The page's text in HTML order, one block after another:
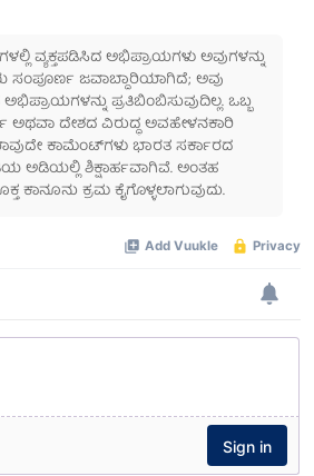
ವ್ಯಕ್ತಪಡಿಸಿದ ಅಭಿಪ್ರಾಯಗಳು ಅವುಗಳನ್ನು
ಸಂಪೂರ್ಣ ಜವಾಬ್ದಾರಿಯಾಗಿದೆ; ಅವು
ಪ್ರತಿಬಿಂಬಿಸುವುದಿಲ್ಲ. ಒಬ್ಬ
ಅಥವಾ ದೇಶದ ವಿರುದ್ಧ ಅವಹೇಳನಕಾರಿ
ಕಾಮೆಂಟ್‌ಗಳು ಭಾರತ ಸರ್ಕಾರದ
ಅಡಿಯಲ್ಲಿ ಶಿಕ್ಷಾರ್ಹವಾಗಿವೆ. ಅಂತಹ
ಕಾನೂನು ಕ್ರಮ ಕೈಗೊಳ್ಳಲಾಗುವುದು.